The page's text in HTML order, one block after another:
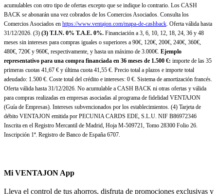
acumulables con otro tipo de ofertas excepto que se indique lo contrario. Los CASH
BACK se abonarán una vez cobrados de los Comercios Asociados. Consulta los
Comercios Asociados en https://www.ventajon.com/mapa-de-cashback. Oferta válida hasta
31/12/2026. (3) (3) T.I.N. 0% T.A.E. 0%. Financiación a 3, 6, 10, 12, 18, 24, 36 y 48
meses sin intereses para compras iguales o superiores a 90€, 120€, 200€, 240€, 360€,
480€, 720€ y 960€, respectivamente, y hasta un máximo de 3.000€. Ejemplo
representativo para una compra financiada en 36 meses de 1.500 €: importe de las 35
primeras cuotas 41,67 € y última cuota 41,55 €. Precio total a plazos e importe total
adeudado: 1.500 €. Coste total del crédito e intereses: 0 €. Sistema de amortización francés.
Oferta válida hasta 31/12/2026. No acumulable a CASH BACK ni otras ofertas y válida
para compras realizadas en empresas asociadas al programa de fidelidad VENTAJON
(Guía de Empresas). Intereses subvencionados por los establecimientos. (4) Tarjeta de
débito VENTAJON emitida por PECUNIA CARDS EDE, S.L.U. NIF B86972346
Inscrita en el Registro Mercantil de Madrid, Hoja M-509721, Tomo 28300 Folio 26.
Inscripción 1ª. Registro de Banco de España 6707.
Mi VENTAJON App
Lleva el control de tus ahorros, disfruta de promociones exclusivas y